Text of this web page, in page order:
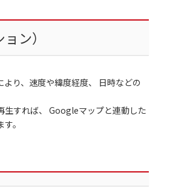
ン）
より、速度や緯度経度、 日時などの
生すれば、 Googleマップと連動した
。